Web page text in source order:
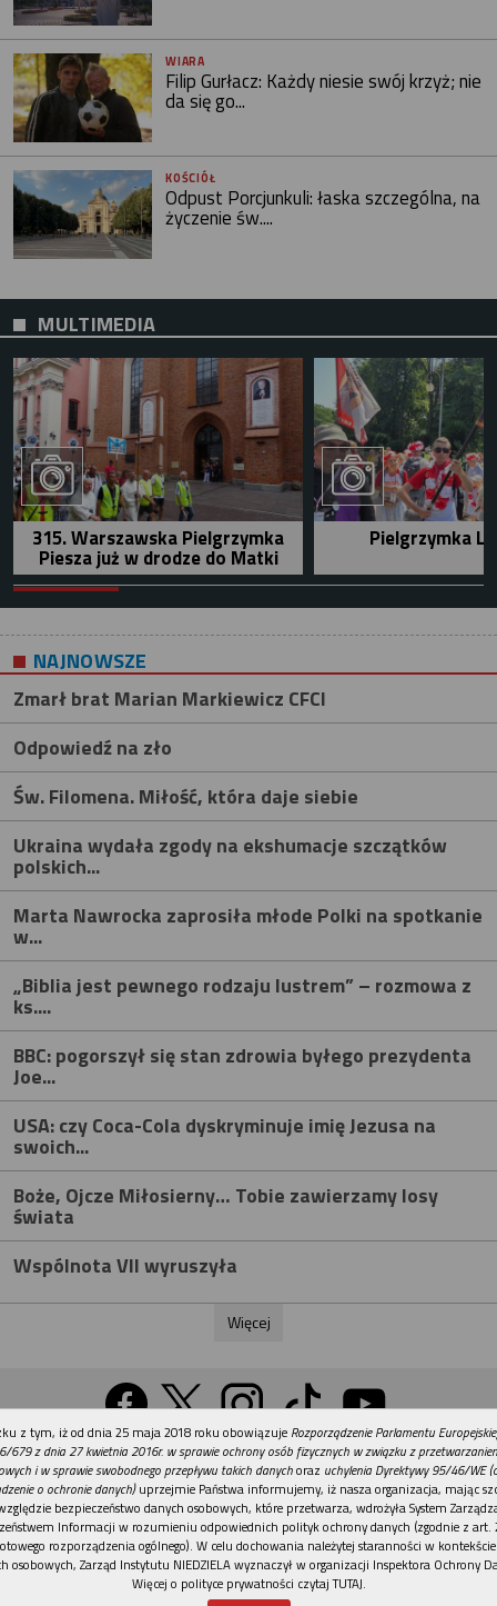
WIARA
Filip Gurłacz: Każdy niesie swój krzyż; nie
da się go...
KOŚCIÓŁ
Odpust Porcjunkuli: łaska szczególna, na
życzenie św....
MULTIMEDIA
315. Warszawska Pielgrzymka
Piesza już w drodze do Matki
Pielgrzymka
NAJNOWSZE
Zmarł brat Marian Markiewicz CFCI
Odpowiedź na zło
Św. Filomena. Miłość, która daje siebie
Ukraina wydała zgody na ekshumacje szczątków
polskich...
Marta Nawrocka zaprosiła młode Polki na spotkanie
w...
„Biblia jest pewnego rodzaju lustrem” – rozmowa z
ks....
BBC: pogorszył się stan zdrowia byłego prezydenta
Joe...
USA: czy Coca-Cola dyskryminuje imię Jezusa na
swoich...
Boże, Ojcze Miłosierny… Tobie zawierzamy losy
świata
Wspólnota VII wyruszyła
Więcej
Wersja na komputer
Działy Tematy Kontakt Reklama
Patronaty
Polityka prywatności
REKLAMA
z tym, iż od dnia 25 maja 2018 roku obowiązuje Rozporządzenie Parlamentu
679 z dnia 27 kwietnia 2016r. w sprawie ochrony osób fizycznych w związku z
i w sprawie swobodnego przepływu takich danychoraz uchylenia Dyrektywy 95/46/WE
o ochronie danych)uprzejmie Państwa informujemy, iż nasza organizacja, mając
bezpieczeństwo danych osobowych, które przetwarza, wdrożyła System
Informacji w rozumieniu odpowiednich polityk ochrony danych (zgodnie z art.
rozporządzenia ogólnego). W celu dochowania należytej staranności w
osobowych, Zarząd Instytutu NIEDZIELA wyznaczył w organizacji Inspektora Ochrony
Więcej o polityce prywatności czytaj TUTAJ.